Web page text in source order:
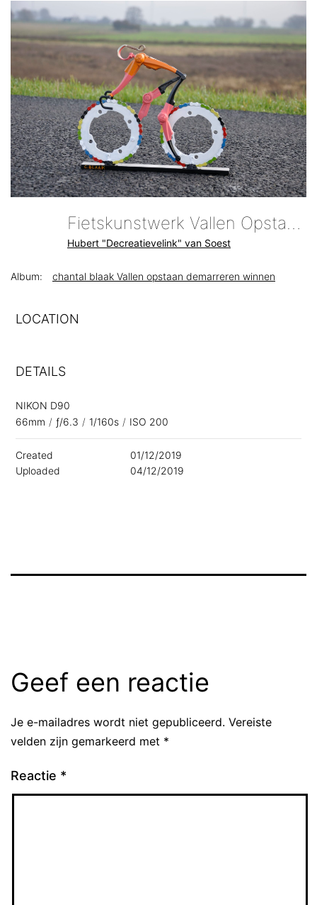
Fietskunstwerk Vallen Opstaan Demarreren Winnen Voor Chantal Blaak Created By Hubert Decreatievelink Van Soest
Hubert "Decreatievelink" van Soest
Album: chantal blaak Vallen opstaan demarreren winnen
LOCATION
DETAILS
NIKON D90
66mm / ƒ/6.3 / 1/160s / ISO 200
Created
01/12/2019
Uploaded
04/12/2019
Geef een reactie
Je e-mailadres wordt niet gepubliceerd. Vereiste
velden zijn gemarkeerd met *
Reactie *